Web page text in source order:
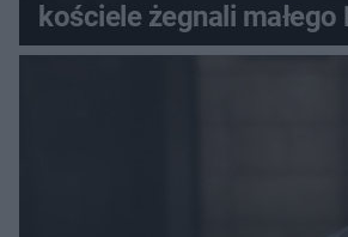
kościele żegnali małego